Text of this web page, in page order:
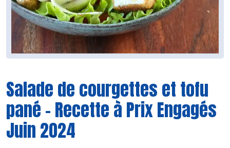
Salade de courgettes et tofu
pané - Recette à Prix Engagés
Juin 2024